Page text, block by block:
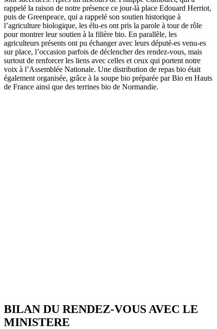
rappelé la raison de notre présence ce jour-là place Edouard Herriot,
puis de Greenpeace, qui a rappelé son soutien historique à
l’agriculture biologique, les élu-es ont pris la parole à tour de rôle
pour montrer leur soutien à la filière bio. En parallèle, les
agriculteurs présents ont pu échanger avec leurs député-es venu-es
sur place, l’occasion parfois de déclencher des rendez-vous, mais
surtout de renforcer les liens avec celles et ceux qui portent notre
voix à l’Assemblée Nationale. Une distribution de repas bio était
également organisée, grâce à la soupe bio préparée par Bio en Hauts
de France ainsi que des terrines bio de Normandie.
BILAN DU RENDEZ-VOUS AVEC LE
MINISTERE